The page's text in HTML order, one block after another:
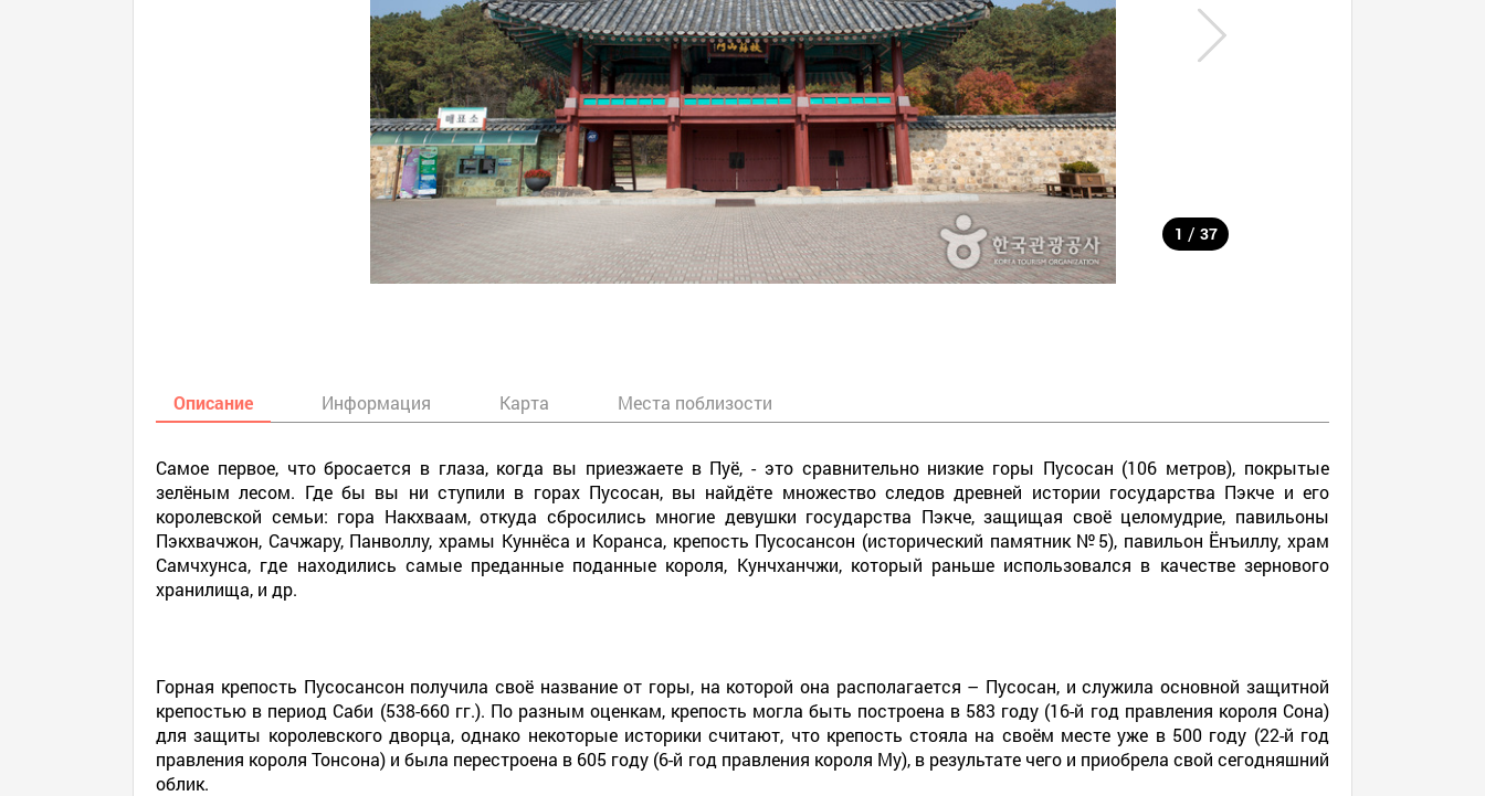
1 / 37
Описание Информация Карта Места поблизости
Самое первое, что бросается в глаза, когда вы приезжаете в Пуё, - это сравнительно низкие горы Пусосан (106 метров), покрытые
зелёным лесом. Где бы вы ни ступили в горах Пусосан, вы найдёте множество следов древней истории государства Пэкче и его
королевской семьи: гора Накхваам, откуда сбросились многие девушки государства Пэкче, защищая своё целомудрие, павильоны
Пэкхвачжон, Сачжару, Панволлу, храмы Куннёса и Коранса, крепость Пусосансон (исторический памятник №5), павильон Ёнъиллу, храм
Самчхунса, где находились самые преданные поданные короля, Кунчханчжи, который раньше использовался в качестве зернового
хранилища, и др.
Горная крепость Пусосансон получила своё название от горы, на которой она располагается – Пусосан, и служила основной защитной
крепостью в период Саби (538-660 гг.). По разным оценкам, крепость могла быть построена в 583 году (16-й год правления короля Сона)
для защиты королевского дворца, однако некоторые историки считают, что крепость стояла на своём месте уже в 500 году (22-й год
правления короля Тонсона) и была перестроена в 605 году (6-й год правления короля Му), в результате чего и приобрела свой сегодняшний
облик.